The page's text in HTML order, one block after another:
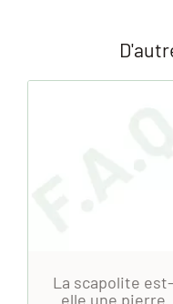
La scapolite est-
elle une pierre